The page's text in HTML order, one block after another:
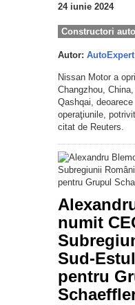
24 iunie 2024
Constructori auto
Autor:
Nissan Motor a
Changzhou,
Qashqai,
operaţiunile,
citat de Reuters.
numit
Sud-
pentru